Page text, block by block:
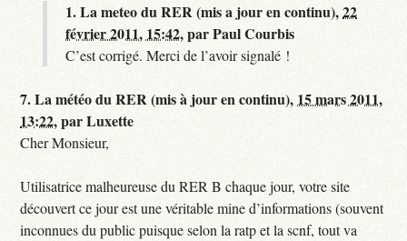
1.La meteo du RER (mis a jour en continu),22
février 2011, 15:42,parPaul Courbis
C’est corrigé. Merci de l’avoir signalé !
7.La météo du RER (mis à jour en continu), 15 mars 2011,
13:22,parLuxette
Cher Monsieur,
Utilisatrice malheureuse du RER B chaque jour, votre site
découvert ce jour est une véritable mine d’informations (souvent
inconnues du public puisque selon la ratp et la scnf, tout va